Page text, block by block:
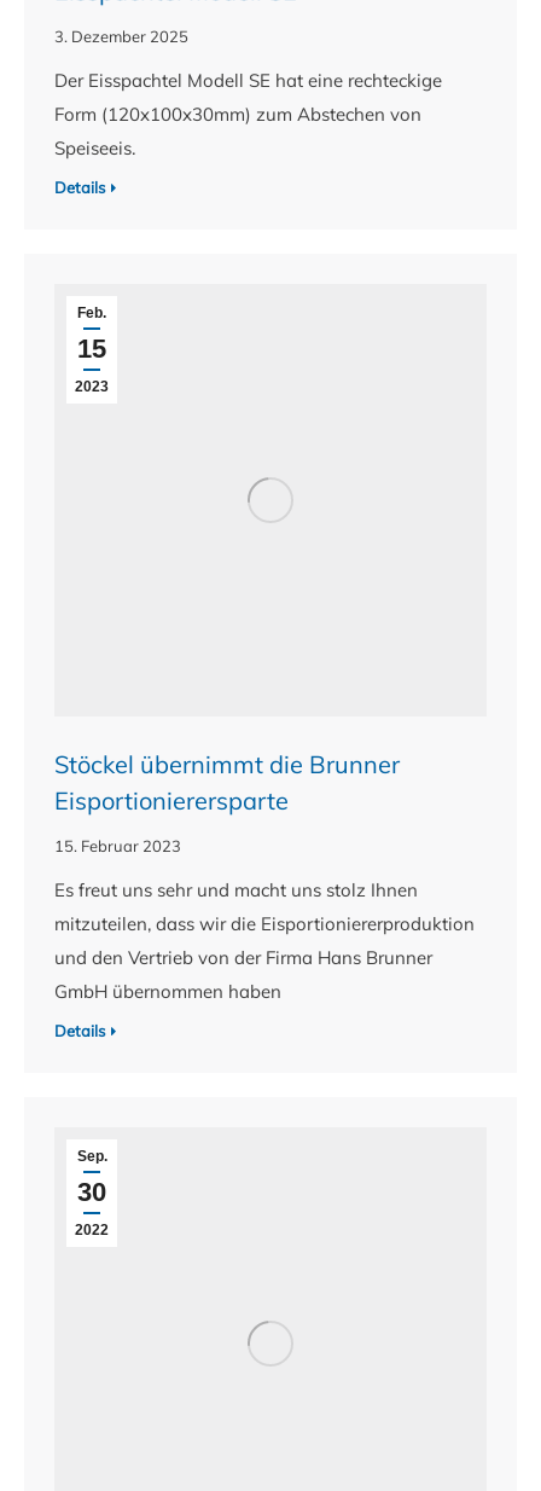
3. Dezember 2025
Der Eisspachtel Modell SE hat eine rechteckige
Form (120x100x30mm) zum Abstechen von
Speiseeis.
Details
Feb.
15
2023
Stöckel übernimmt die Brunner
Eisportionierersparte
15. Februar 2023
Es freut uns sehr und macht uns stolz Ihnen
mitzuteilen, dass wir die Eisportioniererproduktion
und den Vertrieb von der Firma Hans Brunner
GmbH übernommen haben
Details
Sep.
30
2022